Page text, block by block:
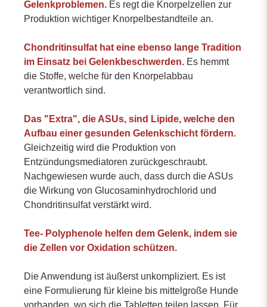
Gelenkproblemen. Es regt die Knorpelzellen zur
Produktion wichtiger Knorpelbestandteile an.
Chondritinsulfat hat eine ebenso lange Tradition
im Einsatz bei Gelenkbeschwerden. Es hemmt
die Stoffe, welche für den Knorpelabbau
verantwortlich sind.
Das "Extra", die ASUs, sind Lipide, welche den
Aufbau einer gesunden Gelenkschicht fördern.
Gleichzeitig wird die Produktion von
Entzündungsmediatoren zurückgeschraubt.
Nachgewiesen wurde auch, dass durch die ASUs
die Wirkung von Glucosaminhydrochlorid und
Chondritinsulfat verstärkt wird.
Tee- Polyphenole helfen dem Gelenk, indem sie
die Zellen vor Oxidation schützen.
Die Anwendung ist äußerst unkompliziert. Es ist
eine Formulierung für kleine bis mittelgroße Hunde
vorhanden, wo sich die Tabletten teilen lassen. Für